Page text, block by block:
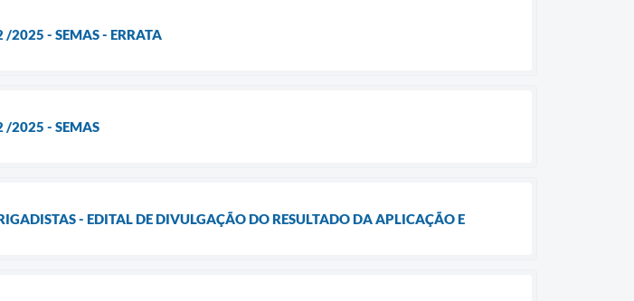
/2025 - SEMAS - ERRATA
/2025 - SEMAS
- EDITAL DE DIVULGAÇÃO DO RESULTADO DA APLICAÇÃO E